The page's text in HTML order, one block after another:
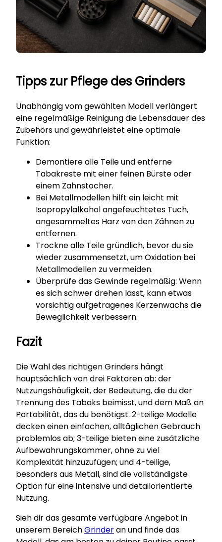
Tipps zur Pflege des Grinders
Unabhängig vom gewählten Modell verlängert
eine regelmäßige Reinigung die Lebensdauer des
Zubehörs und gewährleistet eine optimale
Funktion:
Demontiere alle Teile und entferne
Tabakreste mit einer feinen Bürste oder
einem Zahnstocher.
Bei Metallmodellen hilft ein leicht mit
Isopropylalkohol angefeuchtetes Tuch,
angesammeltes Harz von den Zähnen zu
entfernen.
Trockne alle Teile gründlich, bevor du sie
wieder zusammensetzt, um Oxidation bei
Metallmodellen zu vermeiden.
Überprüfe das Gewinde regelmäßig: Wenn
es sich schwer drehen lässt, kann etwas
vorsichtig aufgetragenes Kerzenwachs die
Beweglichkeit verbessern.
Fazit
Die Wahl des richtigen Grinders hängt
hauptsächlich von drei Faktoren ab: der
Nutzungshäufigkeit, der Bedeutung, die du der
Trennung des Tabaks beimisst, und dem Maß an
Portabilität, das du benötigst. 2-teilige Modelle
decken einen einfachen, alltäglichen Gebrauch
problemlos ab; 3-teilige bieten eine zusätzliche
Aufbewahrungskammer, ohne zu viel
Komplexität hinzuzufügen; und 4-teilige,
besonders aus Metall, sind die vollständigste
Option für eine intensive und detailorientierte
Nutzung.
Sieh dir das gesamte verfügbare Angebot in
unserem BereichGrinderan und finde das